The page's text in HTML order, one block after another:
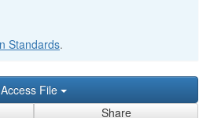
Standards.
Access File
Share